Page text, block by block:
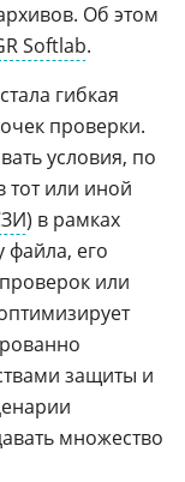
Об этом
Softlab.
гибкая
проверки.
условия, по
тот или иной
) в рамках
его
или
защиты и
множество